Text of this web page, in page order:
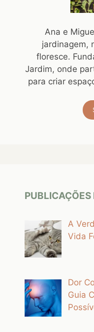
Ana e
jardinagem,
floresce.
Jardim, onde
para criar
PUBLICAÇÕES
A
Vida
Dor
Guia